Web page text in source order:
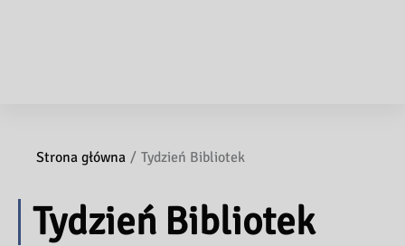
Strona główna Tydzień Bibliotek
Tydzień Bibliotek